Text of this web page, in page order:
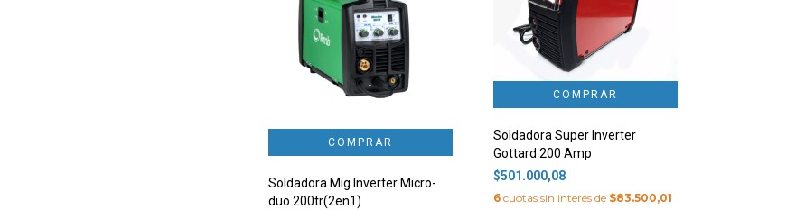
Soldadora Mig Inverter Micro-
duo 200tr(2en1)
Soldadora Super Inverter
Gottard 200 Amp
$501.000,08
6cuotas sin interés de $83.500,01